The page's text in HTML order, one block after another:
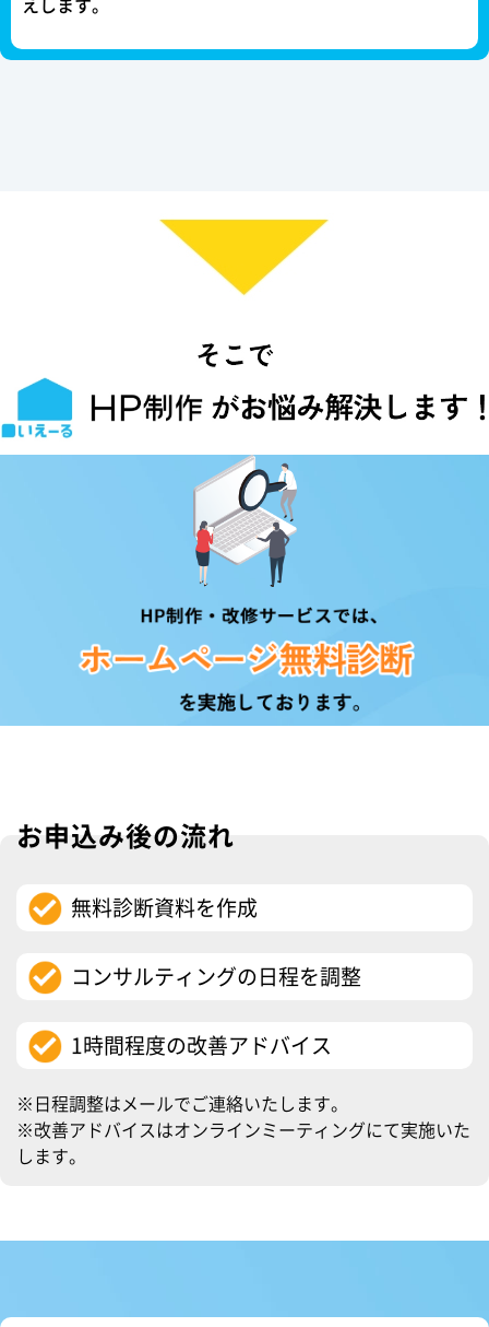
えします。
お申込み後の流れ
無料診断資料を作成
コンサルティングの日程を調整
1時間程度の改善アドバイス
※日程調整はメールでご連絡いたします。
※改善アドバイスはオンラインミーティングにて実施いた
します。